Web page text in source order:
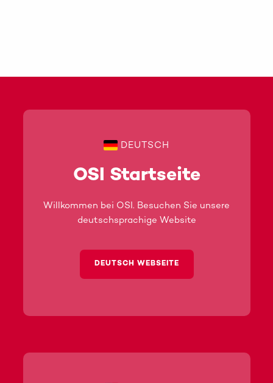
DEUTSCH
OSI Startseite
Willkommen bei OSI. Besuchen Sie unsere
deutschsprachige Website
DEUTSCH WEBSEITE